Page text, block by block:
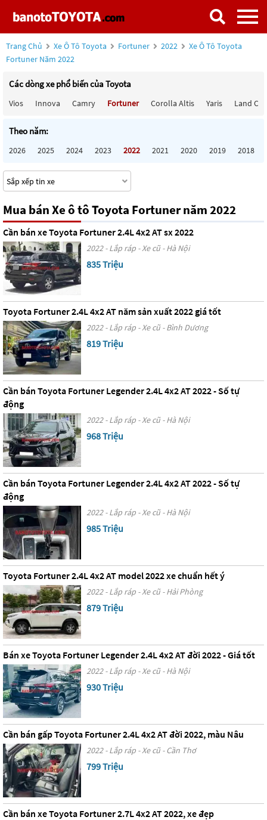
Trang Chủ Xe Ô Tô Toyota Fortuner 2022
Xe Ô Tô Toyota
Fortuner Năm 2022
Các dòng xe phổ biến của Toyota
Vios Innova Camry Fortuner Corolla Altis Yaris Land
Theo năm:
2026 2025 2024 2023 2022 2021 2020 2019 2018
Mua bán Xe ô tô Toyota Fortuner năm 2022
Cần bán xe Toyota Fortuner 2.4L 4x2 AT sx 2022
2022 - Lắp ráp - Xe cũ - Hà Nội
835 Triệu
Toyota Fortuner 2.4L 4x2 AT năm sản xuất 2022 giá tốt
2022 - Lắp ráp - Xe cũ - Bình Dương
819 Triệu
Cần bán Toyota Fortuner Legender 2.4L 4x2 AT 2022 - Số tự
động
2022 - Lắp ráp - Xe cũ - Hà Nội
968 Triệu
Cần bán Toyota Fortuner Legender 2.4L 4x2 AT 2022 - Số tự
động
2022 - Lắp ráp - Xe cũ - Hà Nội
985 Triệu
Toyota Fortuner 2.4L 4x2 AT model 2022 xe chuẩn hết ý
2022 - Lắp ráp - Xe cũ - Hải Phòng
879 Triệu
Bán xe Toyota Fortuner Legender 2.4L 4x2 AT đời 2022 - Giá tốt
2022 - Lắp ráp - Xe cũ - Hà Nội
930 Triệu
Cần bán gấp Toyota Fortuner 2.4L 4x2 AT đời 2022, màu Nâu
2022 - Lắp ráp - Xe cũ - Cần Thơ
799 Triệu
Cần bán xe Toyota Fortuner 2.7L 4x2 AT 2022, xe đẹp